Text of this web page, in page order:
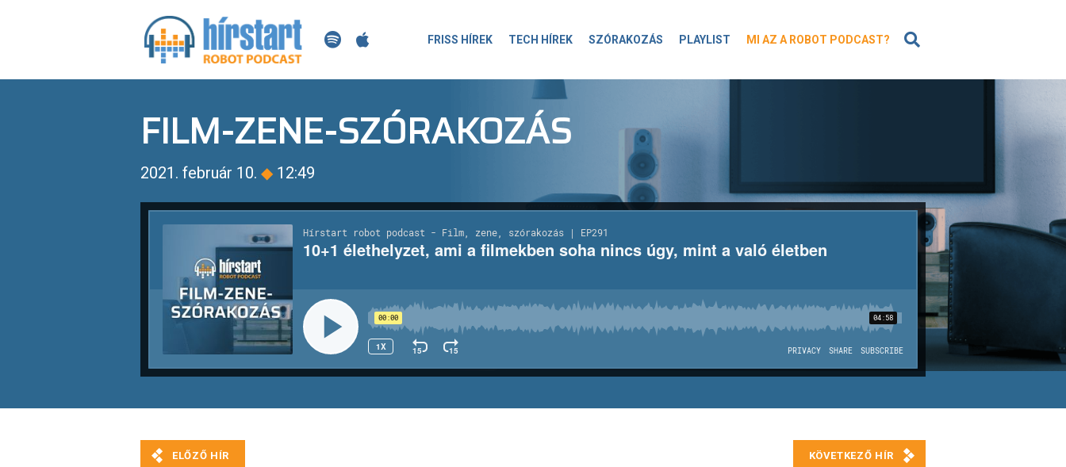
FRISS HÍREK TECH HÍREK SZÓRAKOZÁS PLAYLIST MI AZ A ROBOT PODCAST?
FILM-ZENE-SZÓRAKOZÁS
2021. február 10. ◆ 12:49